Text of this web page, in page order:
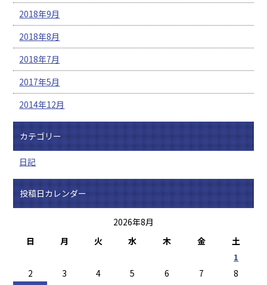
2018年9月
2018年8月
2018年7月
2017年5月
2014年12月
カテゴリー
日記
投稿日カレンダー
2026年8月
日
月 火 水 木 金
土
1
2
3 4 5 6 7
8